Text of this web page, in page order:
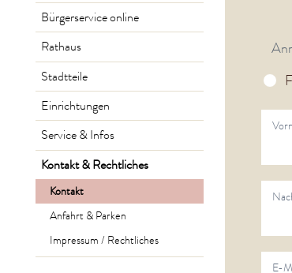
Bürgerservice online
Rathaus
Stadtteile
Einrichtungen
Service & Infos
Kontakt & Rechtliches
Kontakt
Anfahrt & Parken
Impressum / Rechtliches
E-